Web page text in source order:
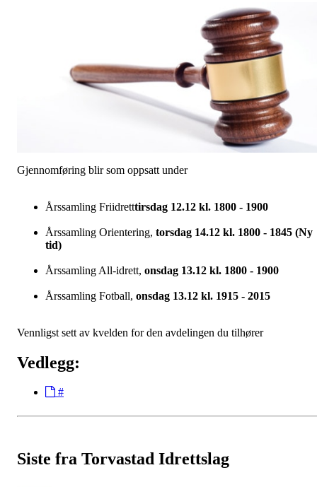
Gjennomføring blir som oppsatt under
Årssamling Friidretttirsdag 12.12 kl. 1800 - 1900
Årssamling Orientering, torsdag 14.12 kl. 1800 - 1845 (Ny
tid)
Årssamling All-idrett, onsdag 13.12 kl. 1800 - 1900
Årssamling Fotball, onsdag 13.12 kl. 1915 - 2015
Vennligst sett av kvelden for den avdelingen du tilhører
Vedlegg:
#
Siste fra Torvastad Idrettslag